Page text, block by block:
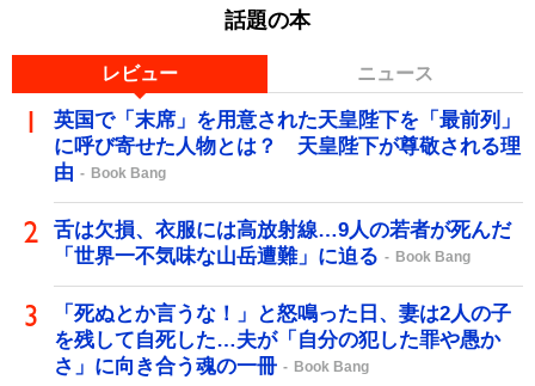
話題の本
レビュー ニュース
英国で「末席」を用意された天皇陛下を「最前列」
に呼び寄せた人物とは？ 天皇陛下が尊敬される理
由
Book Bang
舌は欠損、衣服には高放射線…9人の若者が死んだ
「世界一不気味な山岳遭難」に迫る
Book Bang
「死ぬとか言うな！」と怒鳴った日、妻は2人の子
を残して自死した…夫が「自分の犯した罪や愚か
さ」に向き合う魂の一冊
Book Bang